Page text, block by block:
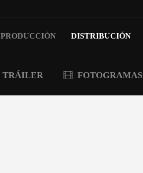
PRODUCCIÓN DISTRIBUCIÓN
TRÁILER FOTOGRAMAS